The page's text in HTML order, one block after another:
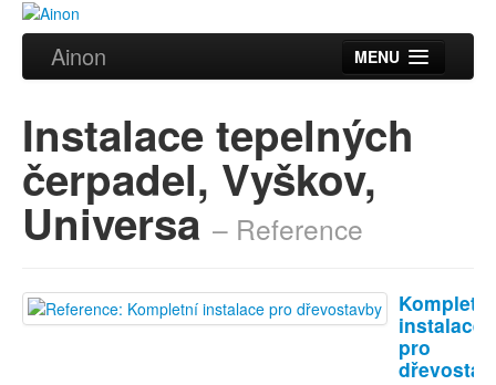
Ainon
MENU
Služby
Reference
Videa
Partneři
Instalace tepelných
čerpadel, Vyškov,
Universa – Reference
Kompletní
instalace
pro